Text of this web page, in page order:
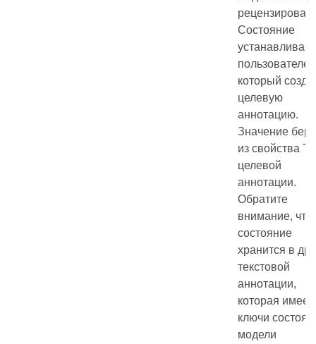
Состояние
который
целевую
аннотацию.
Значение
из свойства
целевой
аннотации.
Обратите
внимание, что
состояние
хранится в
текстовой
аннотации,
которая имеет
ключи
модели